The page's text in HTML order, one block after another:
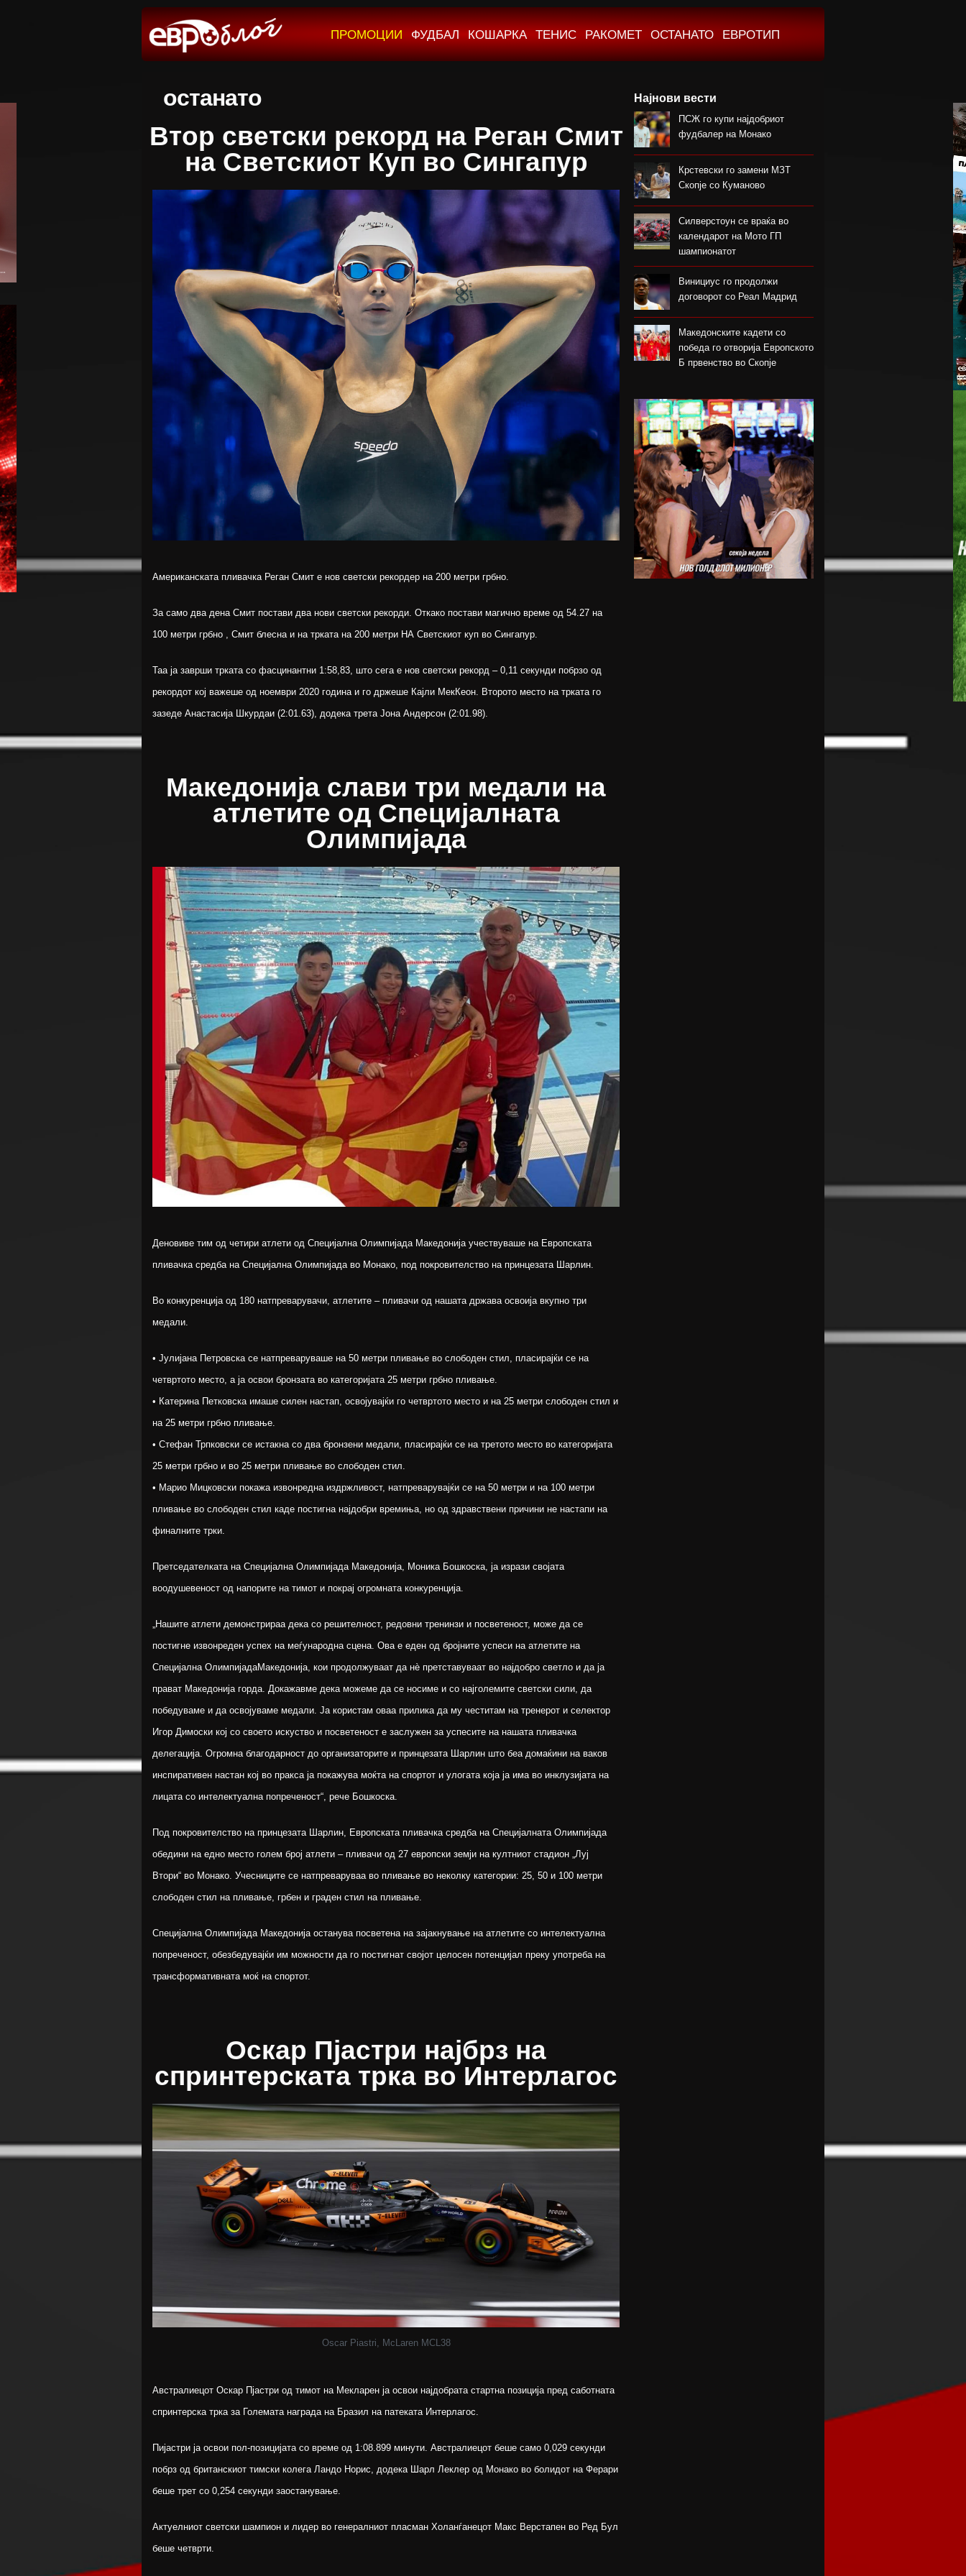
ПРОМОЦИИ ФУДБАЛ КОШАРКА ТЕНИС РАКОМЕТ ОСТАНАТО ЕВРОТИП
останато
Втор светски рекорд на Реган Смит
на Светскиот Куп во Сингапур
Американската пливачка Реган Смит е нов светски рекордер на 200 метри грбно.
За само два дена Смит постави два нови светски рекорди. Откако постави магично време од 54.27 на
100 метри грбно , Смит блесна и на трката на 200 метри НА Светскиот куп во Сингапур.
Таа ја заврши трката со фасцинантни 1:58,83, што сега е нов светски рекорд – 0,11 секунди побрзо од
рекордот кој важеше од ноември 2020 година и го држеше Кајли МекКеон. Второто место на трката го
зазеде Анастасија Шкурдаи (2:01.63), додека трета Јона Андерсон (2:01.98).
Македонија слави три медали на
атлетите од Специјалната
Олимпијада
Деновиве тим од четири атлети од Специјална Олимпијада Македонија учествуваше на Европската
пливачка средба на Специјална Олимпијада во Монако, под покровителство на принцезата Шарлин.
Во конкуренција од 180 натпреварувачи, атлетите – пливачи од нашата држава освоија вкупно три
медали.
• Јулијана Петровска се натпреваруваше на 50 метри пливање во слободен стил, пласирајќи се на
четвртото место, а ја освои бронзата во категоријата 25 метри грбно пливање.
• Катерина Петковска имаше силен настап, освојувајќи го четвртото место и на 25 метри слободен стил и
на 25 метри грбно пливање.
• Стефан Трпковски се истакна со два бронзени медали, пласирајќи се на третото место во категоријата
25 метри грбно и во 25 метри пливање во слободен стил.
• Марио Мицковски покажа извонредна издржливост, натпреварувајќи се на 50 метри и на 100 метри
пливање во слободен стил каде постигна најдобри времиња, но од здравствени причини не настапи на
финалните трки.
Претседателката на Специјална Олимпијада Македонија, Моника Бошкоска, ја изрази својата
воодушевеност од напорите на тимот и покрај огромната конкуренција.
„Нашите атлети демонстрираа дека со решителност, редовни тренинзи и посветеност, може да се
постигне извонреден успех на меѓународна сцена. Ова е еден од бројните успеси на атлетите на
Специјална ОлимпијадаМакедонија, кои продолжуваат да нѐ претставуваат во најдобро светло и да ја
прават Македонија горда. Докажавме дека можеме да се носиме и со најголемите светски сили, да
победуваме и да освојуваме медали. Ја користам оваа прилика да му честитам на тренерот и селектор
Игор Димоски кој со своето искуство и посветеност е заслужен за успесите на нашата пливачка
делегација. Огромна благодарност до организаторите и принцезата Шарлин што беа домаќини на ваков
инспиративен настан кој во пракса ја покажува моќта на спортот и улогата која ја има во инклузијата на
лицата со интелектуална попреченост“, рече Бошкоска.
Под покровителство на принцезата Шарлин, Европската пливачка средба на Специјалната Олимпијада
обедини на едно место голем број атлети – пливачи од 27 европски земји на култниот стадион „Луј
Втори“ во Монако. Учесниците се натпреваруваа во пливање во неколку категории: 25, 50 и 100 метри
слободен стил на пливање, грбен и граден стил на пливање.
Специјална Олимпијада Македонија останува посветена на зајакнување на атлетите со интелектуална
попреченост, обезбедувајќи им можности да го постигнат својот целосен потенцијал преку употреба на
трансформативната моќ на спортот.
Оскар Пјастри најбрз на
спринтерската трка во Интерлагос
Oscar Piastri, McLaren MCL38
Австралиецот Оскар Пјастри од тимот на Мекларен ја освои најдобрата стартна позиција пред саботната
спринтерска трка за Големата награда на Бразил на патеката Интерлагос.
Пијастри ја освои пол-позицијата со време од 1:08.899 минути. Австралиецот беше само 0,029 секунди
побрз од британскиот тимски колега Ландо Норис, додека Шарл Леклер од Монако во болидот на Ферари
беше трет со 0,254 секунди заостанување.
Актуелниот светски шампион и лидер во генералниот пласман Холанѓанецот Макс Верстапен во Ред Бул
беше четврти.
Најнови вести
ПСЖ го купи најдобриот
фудбалер на Монако
Крстевски го замени МЗТ
Скопје со Куманово
Силверстоун се враќа во
календарот на Мото ГП
шампионатот
Винициус го продолжи
договорот со Реал Мадрид
Македонските кадети со
победа го отворија Европското
Б првенство во Скопје
првиот меч против Хибернијан
Реал го официјализира
рекордниот трансфер на
Диоманде
Томас Волкап преговара со
Дубаи
Перишиќ дал согласност за
враќање во Интер